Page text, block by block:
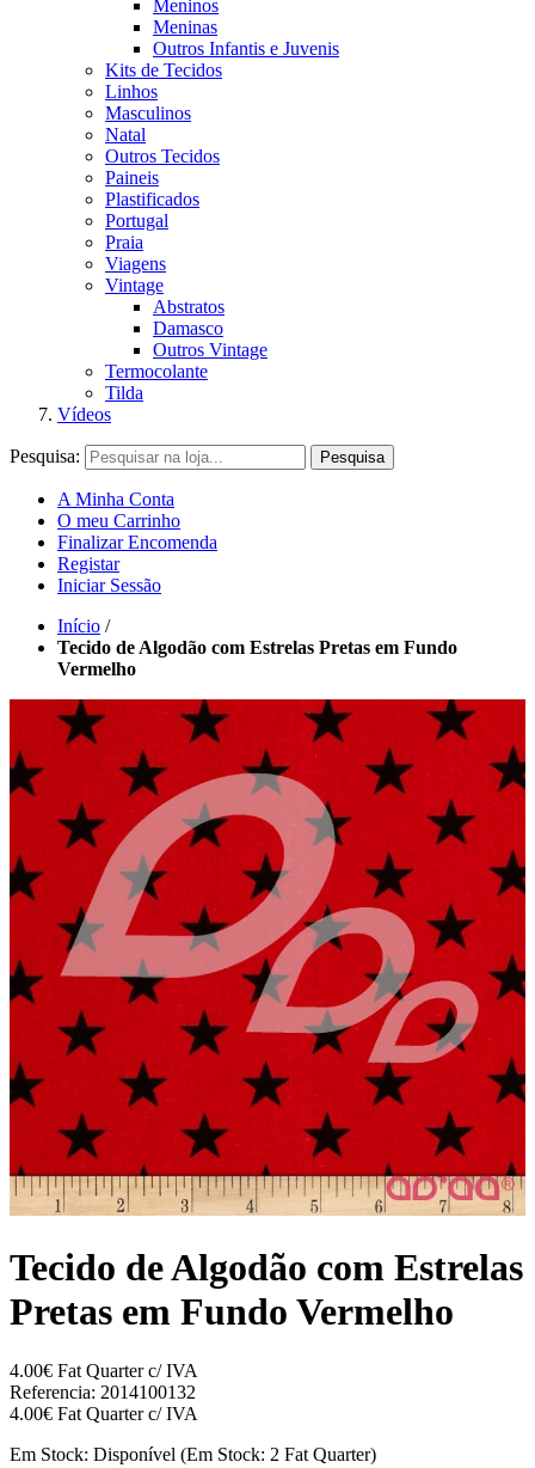
Meninos
Meninas
Outros Infantis e Juvenis
Kits de Tecidos
Linhos
Masculinos
Natal
Outros Tecidos
Paineis
Plastificados
Portugal
Praia
Viagens
Vintage
Abstratos
Damasco
Outros Vintage
Termocolante
Tilda
Vídeos
Pesquisa: Pesquisa
A Minha Conta
O meu Carrinho
Finalizar Encomenda
Registar
Iniciar Sessão
Início /
Tecido de Algodão com Estrelas Pretas em Fundo
Vermelho
Tecido de Algodão com Estrelas
Pretas em Fundo Vermelho
4.00€ Fat Quarter c/ IVA
Referencia: 2014100132
4.00€ Fat Quarter c/ IVA
Em Stock: Disponível (Em Stock: 2 Fat Quarter)